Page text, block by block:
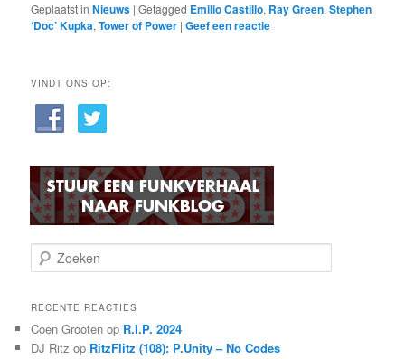
Geplaatst in Nieuws |Getagged Emilio Castillo, Ray Green,Stephen
‘Doc’ Kupka,Tower of Power |Geef een reactie
VINDT ONS OP:
o
k
n
RECENTE REACTIES
Coen Grooten op R.I.P. 2024
DJ Ritz op RitzFlitz (108): P.Unity – No Codes